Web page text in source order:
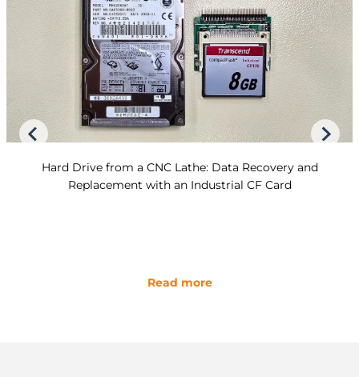
Hard Drive from a CNC Lathe: Data Recovery and
Replacement with an Industrial CF Card
Read more